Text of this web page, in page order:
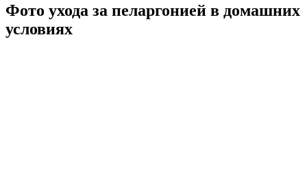
Фото ухода за пеларгонией в домашних
условиях